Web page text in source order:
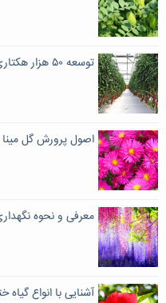
توسعه ۵۰ هزار هکتاری گلخانه‌های کشور
اصول پرورش گل مینا
معرفی و نحوه
آشنایی با انواع گیاه